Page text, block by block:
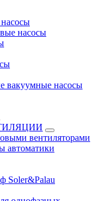
насосы
вакуумные насосы
вентиляторами
автоматики
Soler&Palau